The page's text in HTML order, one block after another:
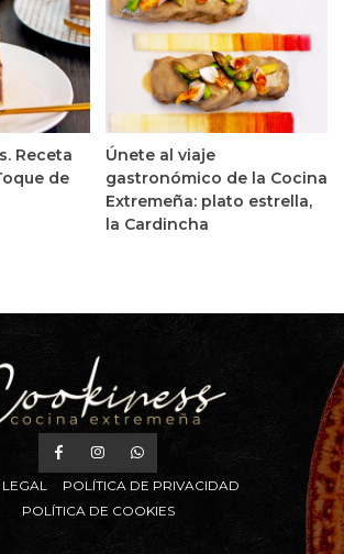
Receta
de
Únete al viaje
gastronómico de la Cocina
Extremeña: plato estrella,
la Cardincha
POLÍTICA DE PRIVACIDAD
POLÍTICA DE COOKIES